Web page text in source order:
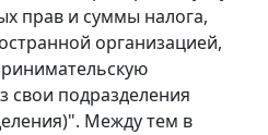
прав и суммы налога,
организацией,
свои подразделения
Между тем в